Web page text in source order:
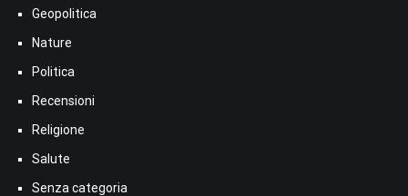
Geopolitica
Nature
Politica
Recensioni
Religione
Salute
Senza categoria